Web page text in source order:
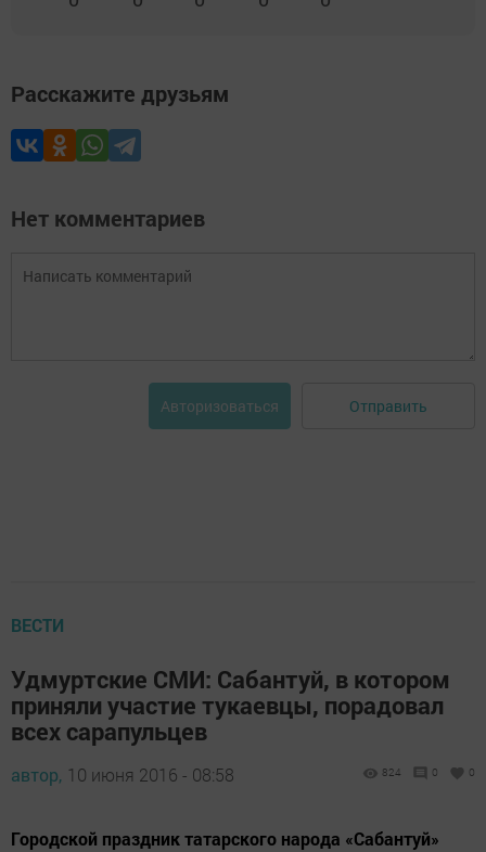
Расскажите друзьям
Нет комментариев
Авторизоваться Отправить
ВЕСТИ
Удмуртские СМИ: Сабантуй, в котором
приняли участие тукаевцы, порадовал
всех сарапульцев
автор, 10 июня 2016 - 08:58 824 0 0
Городской праздник татарского народа «Сабантуй»